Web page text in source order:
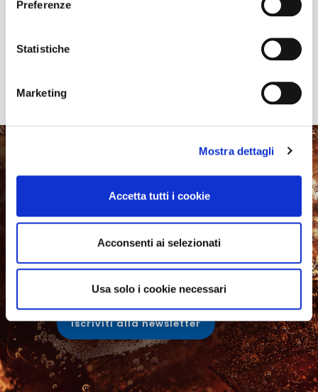
Preferenze
Statistiche
Marketing
Mostra dettagli
Accetta tutti i cookie
Acconsenti ai selezionati
Usa solo i cookie necessari
iscriviti e ricevi
un codice sconto
ricevi in anteprima offerte,
sconti esclusivi e novità sui
iscriviti alla newsletter